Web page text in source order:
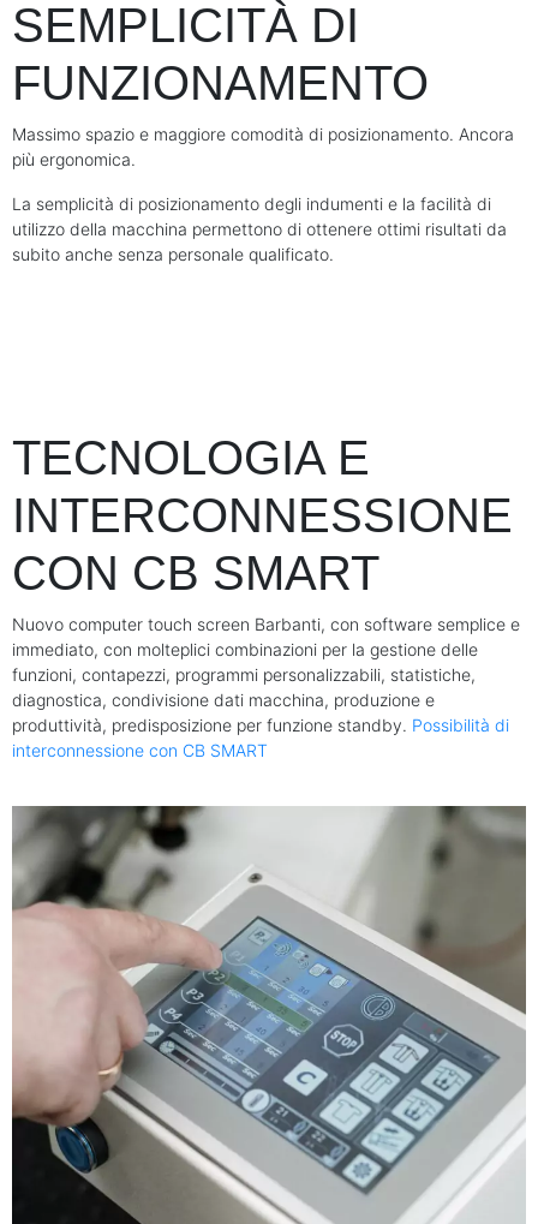
SEMPLICITÀ DI
FUNZIONAMENTO
Massimo spazio e maggiore comodità di posizionamento. Ancora
più ergonomica.
La semplicità di posizionamento degli indumenti e la facilità di
utilizzo della macchina permettono di ottenere ottimi risultati da
subito anche senza personale qualificato.
TECNOLOGIA E
INTERCONNESSIONE
CON CB SMART
Nuovo computer touch screen Barbanti, con software semplice e
immediato, con molteplici combinazioni per la gestione delle
funzioni, contapezzi, programmi personalizzabili, statistiche,
diagnostica, condivisione dati macchina, produzione e
produttività, predisposizione per funzione standby. Possibilità di
interconnessione con CB SMART